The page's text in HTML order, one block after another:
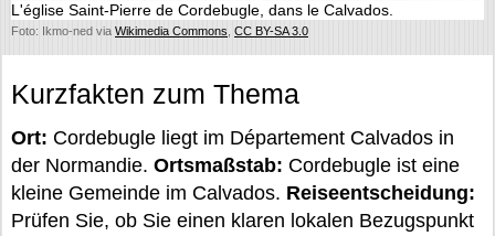
L'église Saint-Pierre de Cordebugle, dans le Calvados.
Foto: Ikmo-ned via Wikimedia Commons CC BY-SA 3.0
Kurzfakten zum Thema
Ort: Cordebugle liegt im Département Calvados in
der Normandie. Ortsmaßstab: Cordebugle ist eine
kleine Gemeinde im Calvados. Reiseentscheidung:
Prüfen Sie, ob Sie einen klaren lokalen Bezugspunkt